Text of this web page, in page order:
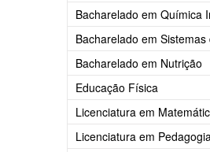
Bacharelado em Química
Bacharelado em
Bacharelado em Nutrição
Educação Física
Licenciatura em
Licenciatura em